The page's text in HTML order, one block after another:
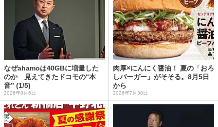
なぜahamoは40GBに増量した
のか 見えてきたドコモの“本
音” (1/5)
2026年8月6日
肉厚×にんにく醤油！ 夏の「おろ
しバーガー」がそそる。8月5日
から
2026年7月30日